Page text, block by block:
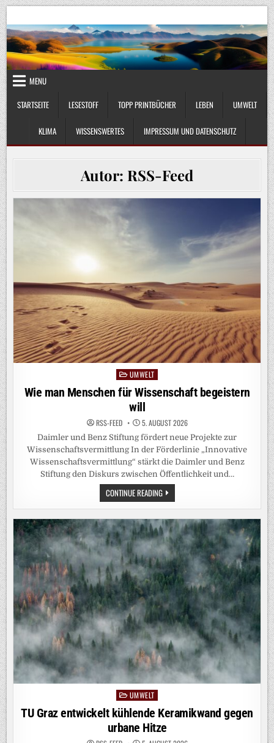
Skip
to
content
UmweltKlima.com
MENU
STARTSEITE
LESESTOFF TOPP PRINTBÜCHER LEBEN UMWELT
KLIMA WISSENSWERTES IMPRESSUM UND DATENSCHUTZ
Autor: RSS-Feed
Posted
in
UMWELT
Wie man Menschen für Wissenschaft begeistern
will
RSS-FEED 5. AUGUST 2026
Daimler und Benz Stiftung fördert neue Projekte zur
Wissenschaftsvermittlung In der Förderlinie „Innovative
Wissenschaftsvermittlung“ stärkt die Daimler und Benz
Stiftung den Diskurs zwischen Öffentlichkeit und…
CONTINUE READINGWIE
MAN
MENSCHEN
FÜR
WISSENSCHAFT
BEGEISTERN
WILL
Posted
in
UMWELT
TU Graz entwickelt kühlende Keramikwand gegen
urbane Hitze